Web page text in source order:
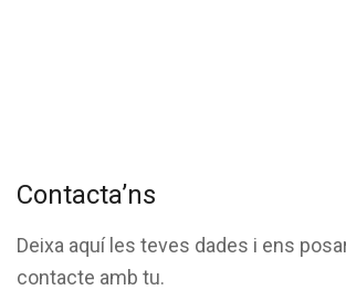
Contacta’ns
Deixa aquí les teves dades i ens
contacte amb tu.